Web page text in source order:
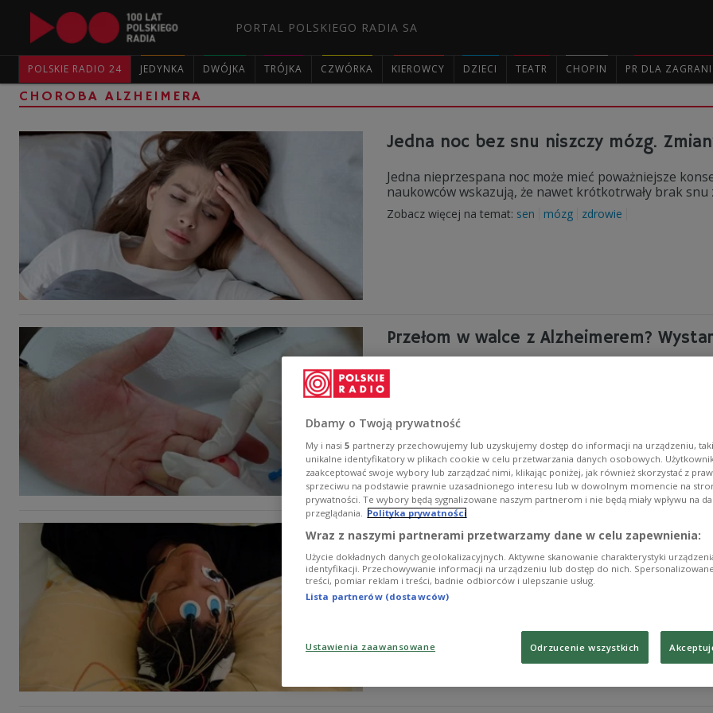
PORTAL POLSKIEGO RADIA SA
POLSKIE RADIO 24 JEDYNKA DWÓJKA TRÓJKA CZWÓRKA KIEROWCY DZIECI TEATR CHOPIN PR DLA
CHOROBA ALZHEIMERA
Jedna noc bez snu niszczy mózg.
Jedna nieprzespana noc może mieć poważniejsze
naukowców wskazują, że nawet krótkotrwały brak
Zobacz więcej na temat: sen mózg zdrowie
Przełom w walce z Alzheimerem?
Badanie krwi pomaga przewidywać ryzyko choroby
jak problemy z pamięcią - wynika z badań
wdrażać działania profilaktyczne, opóźniające rozwój
pacjentów z alzheimerem. Może też pomóc lepiej
Zobacz więcej na temat: ŚWIAT zdrowie demencja NAUKA
NAUKA Walka z Alzheimerem. Powstała
Start-up Neuromedical opracował opaskę Vguard,
Alzheimera. Technologia, rozwijana m.in. we
wypuszczenie produktu na europejski rynek, a spółka
będzie dostępne dla pacjentów? Czy ma szansę
ŚWIAT zdrowie medycyna NAUKA
Dbamy o Twoją prywatność
My i nasi 5 partnerzy przechowujemy lub uzyskujemy dostęp do informacji na urządzeniu,
unikalne identyfikatory w plikach cookie w celu przetwarzania danych osobowych.
zaakceptować swoje wybory lub zarządzać nimi, klikając poniżej, jak również skorzystać z
sprzeciwu na podstawie prawnie uzasadnionego interesu lub w dowolnym momencie na
prywatności. Te wybory będą sygnalizowane naszym partnerom i nie będą miały wpływu na
przeglądania. Polityka prywatności
Wraz z naszymi partnerami przetwarzamy dane w celu zapewnienia:
Użycie dokładnych danych geolokalizacyjnych. Aktywne skanowanie charakterystyki
identyfikacji. Przechowywanie informacji na urządzeniu lub dostęp do nich.
treści, pomiar reklam i treści, badnie odbiorców i ulepszanie usług.
Lista partnerów (dostawców)
Ustawienia zaawansowane Odrzucenie wszystkich